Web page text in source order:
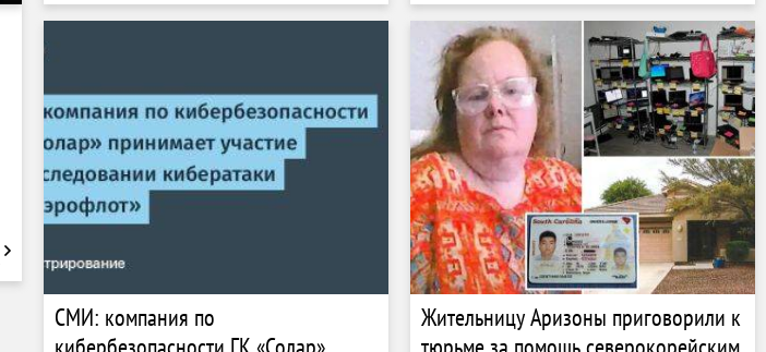
СМИ: компания по
Жительницу Аризоны приговорили к